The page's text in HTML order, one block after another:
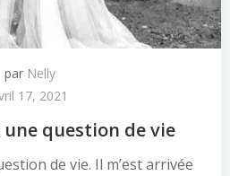
par Nelly
17, 2021
une question de vie
de vie. Il m’est arrivée